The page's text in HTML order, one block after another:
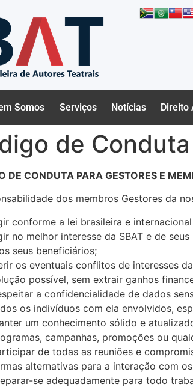
Somos Serviços Notícias Direito
de Conduta
DE CONDUTA PARA GESTORES E
dos membros Gestores da
conforme a lei brasileira e
no melhor interesse da SBAT e de
seus beneficiários;
os eventuais conflitos de interesses
possível, sem extrair ganhos
a confidencialidade de dados
os indivíduos com ela envolvidos,
um conhecimento sólido e
campanhas, promoções ou
de todas as reuniões e
alternativas para a interação com
se adequadamente para todo